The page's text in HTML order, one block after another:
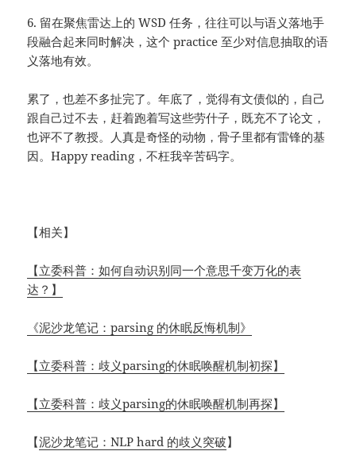
6. 留在聚焦雷达上的 WSD 任务，往往可以与语义落地手
段融合起来同时解决，这个 practice 至少对信息抽取的语
义落地有效。
累了，也差不多扯完了。年底了，觉得有文债似的，自己
跟自己过不去，赶着跑着写这些劳什子，既充不了论文，
也评不了教授。人真是奇怪的动物，骨子里都有雷锋的基
因。Happy reading，不枉我辛苦码字。
【相关】
【立委科普：如何自动识别同一个意思千变万化的表
达？】
《泥沙龙笔记：parsing 的休眠反悔机制》
【立委科普：歧义parsing的休眠唤醒机制初探】
【立委科普：歧义parsing的休眠唤醒机制再探】
【泥沙龙笔记：NLP hard 的歧义突破】